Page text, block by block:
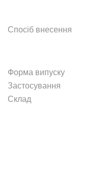
Спосіб внесення
Форма випуску
Застосування
Склад